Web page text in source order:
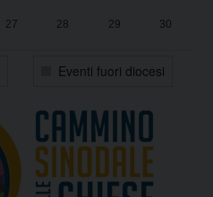
27 28 29 30
Eventi fuori diocesi